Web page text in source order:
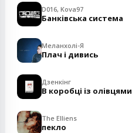
D016, Kova97
Банківська система
Меланхолі-Я
Плач і дивись
Дзенкінг
В коробці із олівцями
The Elliens
пекло